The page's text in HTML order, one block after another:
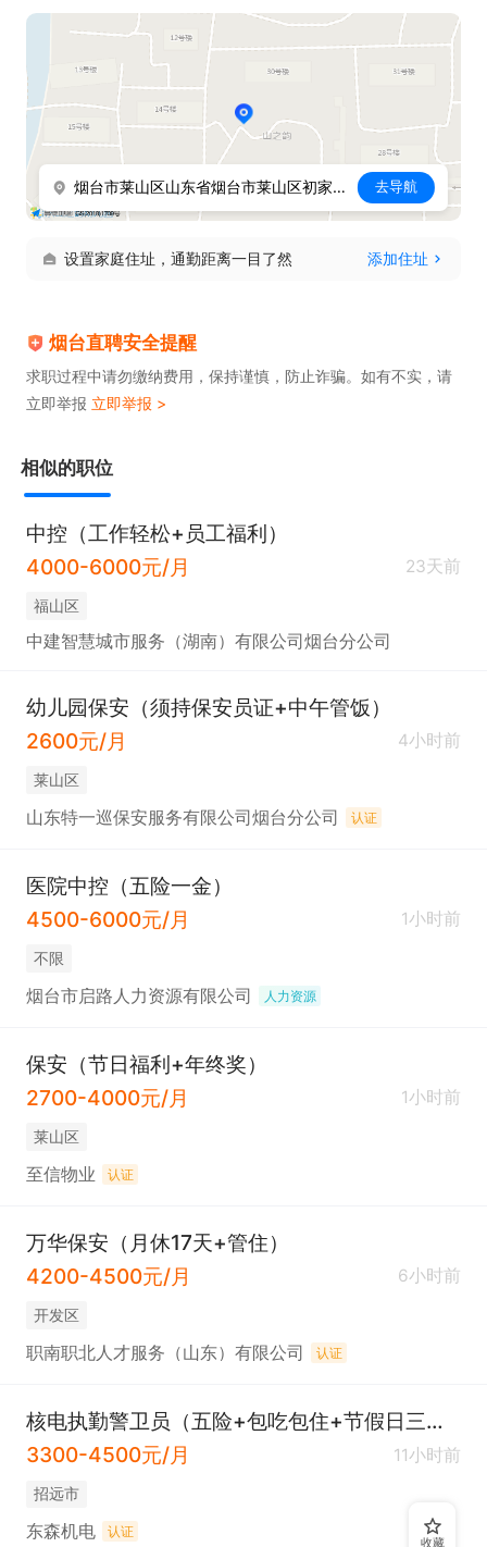
烟台市莱山区山东省烟台市莱山区初家街道港城东大街凤凰山庄后身 去导航
设置家庭住址，通勤距离一目了然 添加住址
烟台直聘安全提醒
求职过程中请勿缴纳费用，保持谨慎，防止诈骗。如有不实，请
立即举报 立即举报 >
相似的职位
中控（工作轻松+员工福利）
4000-6000元/月
23天前
福山区
中建智慧城市服务（湖南）有限公司烟台分公司
幼儿园保安（须持保安员证+中午管饭）
2600元/月
4小时前
莱山区
山东特一巡保安服务有限公司烟台分公司 认证
医院中控（五险一金）
4500-6000元/月
1小时前
不限
烟台市启路人力资源有限公司 人力资源
保安（节日福利+年终奖）
2700-4000元/月
1小时前
莱山区
至信物业 认证
万华保安（月休17天+管住）
4200-4500元/月
6小时前
开发区
职南职北人才服务（山东）有限公司 认证
核电执勤警卫员（五险+包吃包住+节假日三倍工资）
3300-4500元/月
11小时前
招远市
东森机电 认证
收藏